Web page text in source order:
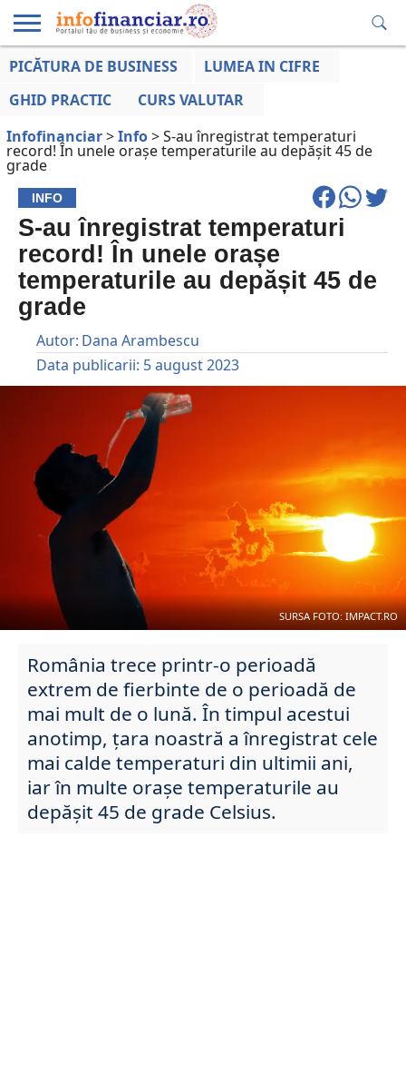
EDUCAȚIE
LA ZI
AFACERILOR
PICĂTURA DE BUSINESS
LUMEA IN CIFRE
GHID PRACTIC
CURS VALUTAR
Infofinanciar>Info>S-au înregistrat temperaturi
record! În unele orașe temperaturile au depășit 45 de
grade
INFO
S-au înregistrat temperaturi
record! În unele orașe
temperaturile au depășit 45 de
grade
Autor: Dana Arambescu
Data publicarii: 5 august 2023
SURSA FOTO: IMPACT.RO
România trece printr-o perioadă
extrem de fierbinte de o perioadă de
mai mult de o lună. În timpul acestui
anotimp, țara noastră a înregistrat cele
mai calde temperaturi din ultimii ani,
iar în multe orașe temperaturile au
depășit 45 de grade Celsius.